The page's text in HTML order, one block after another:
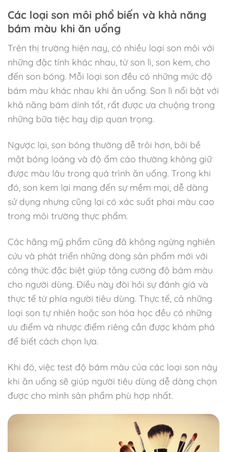
Các loại son môi phổ biến và khả năng
bám màu khi ăn uống
Trên thị trường hiện nay, có nhiều loại son môi với
những đặc tính khác nhau, từ son lì, son kem, cho
đến son bóng. Mỗi loại son đều có những mức độ
bám màu khác nhau khi ăn uống. Son lì nổi bật với
khả năng bám dính tốt, rất được ưa chuộng trong
những bữa tiệc hay dịp quan trọng.
Ngược lại, son bóng thường dễ trôi hơn, bởi bề
mặt bóng loáng và độ ẩm cáo thường không giữ
được màu lâu trong quá trình ăn uống. Trong khi
đó, son kem lại mang đến sự mềm mại, dễ dàng
sử dụng nhưng cũng lại có xác suất phai màu cao
trong môi trường thực phẩm.
Các hãng mỹ phẩm cũng đã không ngừng nghiên
cứu và phát triển những dòng sản phẩm mới với
công thức đặc biệt giúp tăng cường độ bám màu
cho người dùng. Điều này đòi hỏi sự đánh giá và
thực tế từ phía người tiêu dùng. Thực tế, cả những
loại son tự nhiên hoặc son hóa học đều có những
ưu điểm và nhược điểm riêng cần được khám phá
để biết cách chọn lựa.
Khi đó, việc test độ bám màu của các loại son này
khi ăn uống sẽ giúp người tiêu dùng dễ dàng chọn
được cho mình sản phẩm phù hợp nhất.